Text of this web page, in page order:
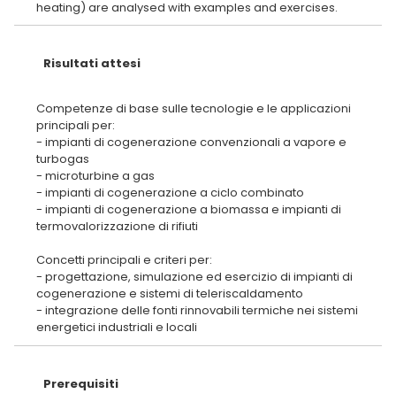
Risultati attesi
Competenze di base sulle tecnologie e le applicazioni
principali per:
- impianti di cogenerazione convenzionali a vapore e
turbogas
- microturbine a gas
- impianti di cogenerazione a ciclo combinato
- impianti di cogenerazione a biomassa e impianti di
termovalorizzazione di rifiuti
Concetti principali e criteri per:
- progettazione, simulazione ed esercizio di impianti di
cogenerazione e sistemi di teleriscaldamento
- integrazione delle fonti rinnovabili termiche nei sistemi
Prerequisiti